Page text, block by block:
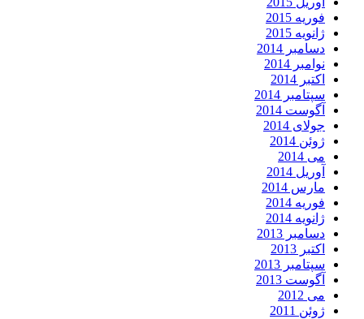
فوریه 2015
ژانویه 2015
دسامبر 2014
نوامبر 2014
اکتبر 2014
سپتامبر 2014
آگوست 2014
جولای 2014
ژوئن 2014
می 2014
آوریل 2014
مارس 2014
فوریه 2014
ژانویه 2014
دسامبر 2013
اکتبر 2013
سپتامبر 2013
آگوست 2013
می 2012
ژوئن 2011